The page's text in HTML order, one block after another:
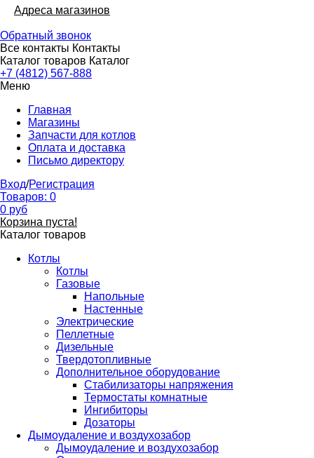
Адреса магазинов
Обратный звонок
Все контакты Контакты
Каталог товаров Каталог
+7 (4812) 567-888
Меню
Главная
Магазины
Запчасти для котлов
Оплата и доставка
Письмо директору
Вход/Регистрация
Товаров: 0
0 руб
Корзина пуста!
Каталог товаров
Котлы
Котлы
Газовые
Напольные
Настенные
Электрические
Пеллетные
Дизельные
Твердотопливные
Дополнительное оборудование
Стабилизаторы напряжения
Термостаты комнатные
Ингибиторы
Дозаторы
Дымоудаление и воздухозабор
Дымоудаление и воздухозабор